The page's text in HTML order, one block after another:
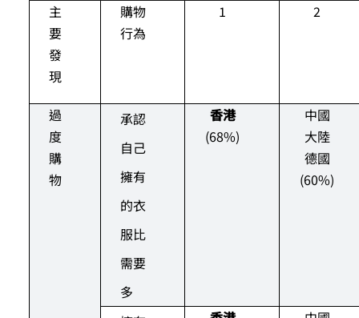
主
要
發
現
購物
行為
1 2
過
度
購
物
承認
自己
擁有
的衣
服比
需要
多
香港
(68%)
中國
大陸
德國
(60%)